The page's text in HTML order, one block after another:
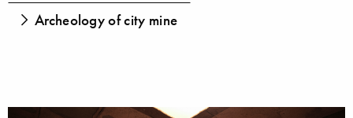
Archeology of city mine